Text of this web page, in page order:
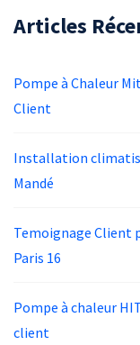
Articles
Pompe à Chaleur
Client
Installation
Mandé
Temoignage Client
Paris 16
Pompe à chaleur
client